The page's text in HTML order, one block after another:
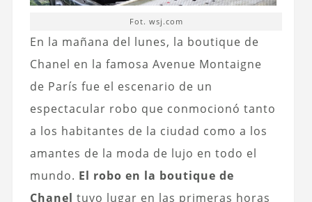
Fot. wsj.com
En la mañana del lunes, la boutique de
Chanel en la famosa Avenue Montaigne
de París fue el escenario de un
espectacular robo que conmocionó tanto
a los habitantes de la ciudad como a los
amantes de la moda de lujo en todo el
mundo. El robo en la boutique de
Chanel tuvo lugar en las primeras horas